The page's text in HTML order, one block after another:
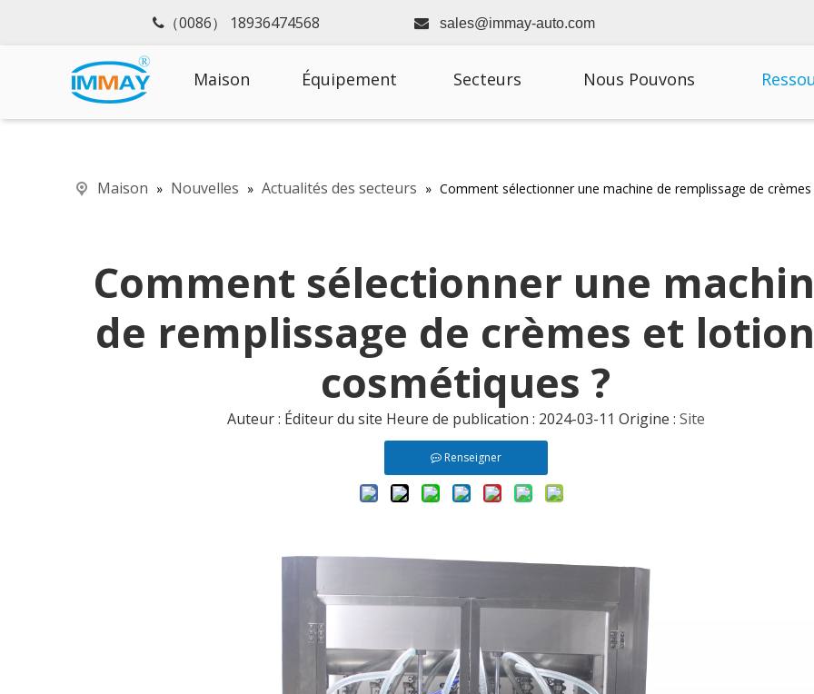
 （0086） 18936474568  sales@immay-auto.com
Maison Équipement Secteurs Nous Pouvons
Maison » Nouvelles » Actualités des secteurs » Comment sélectionner une machine de remplissage de
Comment sélectionner une
de remplissage de crèmes et
cosmétiques ?
Auteur : Éditeur du site Heure de publication : 2024-03-11 Origine : Site
Renseigner